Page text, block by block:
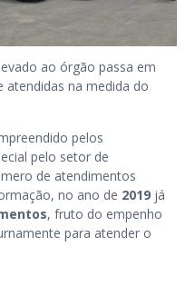
ao órgão passa em
na medida do
pelos
pelo setor de
de atendimentos
no ano de 2019 já
, fruto do empenho
para atender o